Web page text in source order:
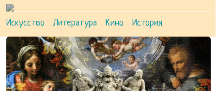
Искусство Литература Кино История